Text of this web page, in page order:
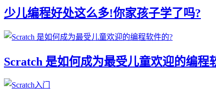
少儿编程好处这么多!你家孩子学了吗?
Scratch 是如何成为最受儿童欢迎的编程